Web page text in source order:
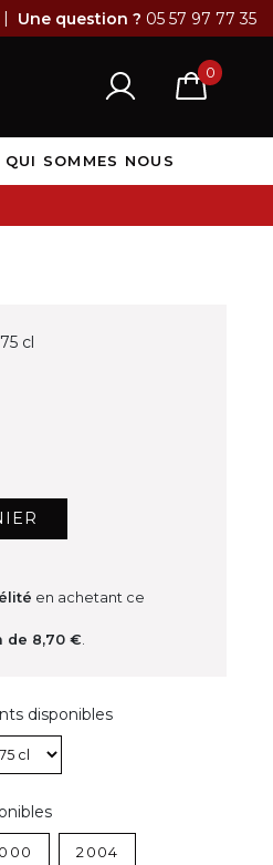
| Une question ? 05 57 97 77 35
0
QUI SOMMES NOUS
cl
en achetant ce
de 8,70 €.
disponibles
2004